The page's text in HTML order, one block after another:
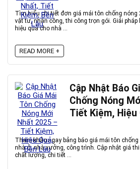
Tìm hiểu chi tiết đơn giá mái tôn chống nóng
vật tư, nhân công, thi công trọn gói. Giải
hiệu quả cho nhà ...
READ MORE +
Cập Nhật Báo
Chống Nóng
Tiết Kiệm, Hiệu
Tham khảo ngay bảng báo giá mái tôn
nhà ở, nhà xưởng, công trình. Cập nhật giá
chất lượng, chi tiết ...